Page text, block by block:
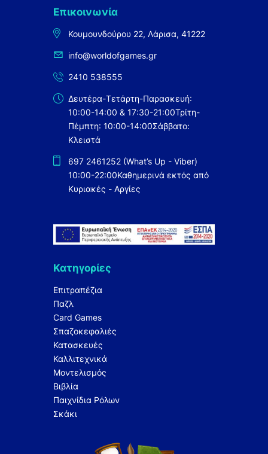
Επικοινωνία
Κουμουνδούρου 22, Λάρισα, 41222
info@worldofgames.gr
2410 538555
Δευτέρα-Τετάρτη-Παρασκευή:
10:00-14:00 & 17:30-21:00Τρίτη-
Πέμπτη: 10:00-14:00Σάββατο:
Κλειστά
697 2461252 (What’s Up - Viber)
10:00-22:00Καθημερινά εκτός από
Κυριακές - Αργίες
Κατηγορίες
Επιτραπέζια
Παζλ
Card Games
Σπαζοκεφαλιές
Κατασκευές
Καλλιτεχνικά
Μοντελισμός
Βιβλία
Παιχνίδια Ρόλων
Σκάκι